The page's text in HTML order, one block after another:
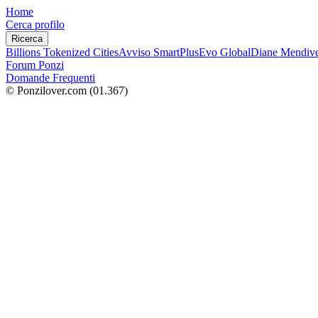
Home
Cerca profilo
Ricerca
Billions Tokenized CitiesAvviso SmartPlusEvo GlobalDiane
Forum Ponzi
Domande Frequenti
© Ponzilover.com (01.367)